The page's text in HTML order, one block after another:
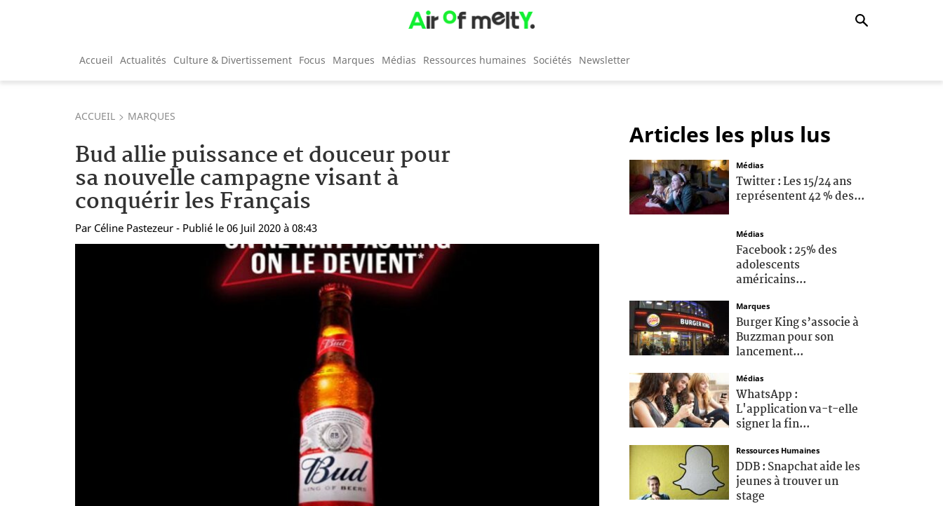
Accueil Actualités Culture & Divertissement Focus Marques Médias Ressources humaines Sociétés Newsletter
ACCUEIL MARQUES
Bud allie puissance et douceur pour
sa nouvelle campagne visant à
conquérir les Français
Par Céline Pastezeur - Publié le 06 Juil 2020 à 08:43
Articles les plus lus
Médias
Twitter : Les 15/24 ans
représentent 42 % des...
Médias
Facebook : 25% des
adolescents
américains...
Marques
Burger King s’associe à
Buzzman pour son
lancement...
Médias
WhatsApp :
L'application va-t-elle
signer la fin...
Ressources Humaines
DDB : Snapchat aide les
jeunes à trouver un
stage